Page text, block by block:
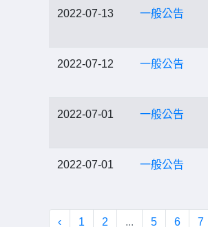
2022-07-13 一般公告
2022-07-12 一般公告
2022-07-01 一般公告
2022-07-01 一般公告
‹ 1 2 ... 5 6 7